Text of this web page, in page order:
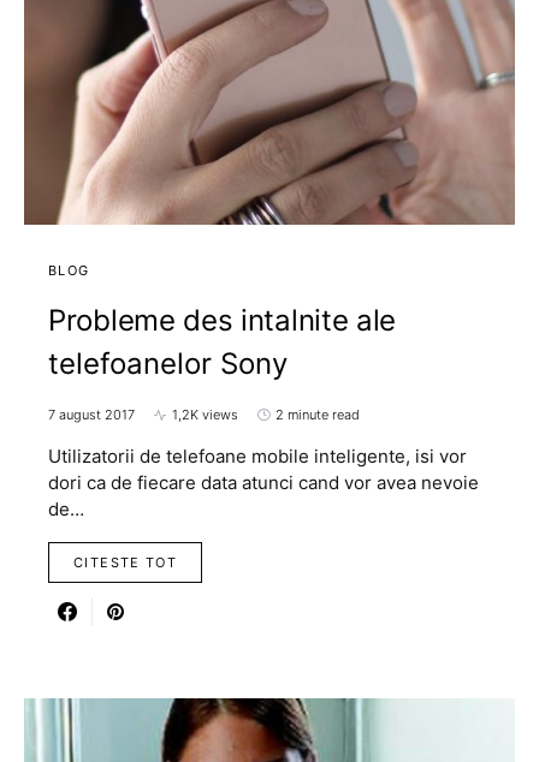
BLOG
Probleme des intalnite ale
telefoanelor Sony
7 august 2017 1,2K views 2 minute read
Utilizatorii de telefoane mobile inteligente, isi vor
dori ca de fiecare data atunci cand vor avea nevoie
de…
CITESTE TOT